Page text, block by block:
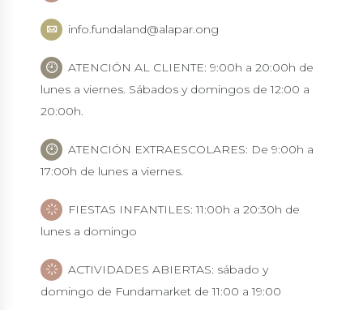
info.fundaland@alapar.ong
ATENCIÓN AL CLIENTE: 9:00h a 20:00h de
lunes a viernes. Sábados y domingos de 12:00 a
20:00h.
ATENCIÓN EXTRAESCOLARES: De 9:00h a
17:00h de lunes a viernes.
FIESTAS INFANTILES: 11:00h a 20:30h de
lunes a domingo
ACTIVIDADES ABIERTAS: sábado y
domingo de Fundamarket de 11:00 a 19:00